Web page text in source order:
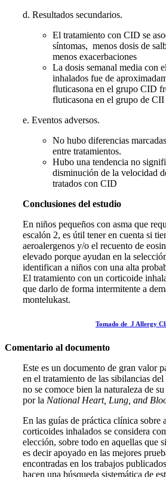
d. Resultados secundarios.
El tratamiento con CID se
síntomas, menos dosis de
menos exacerbaciones
La dosis semanal media con
inhalados fue de
fluticasona en el grupo CID
fluticasona en el grupo de CII
e. Eventos adversos.
No hubo diferencias
entre tratamientos.
Hubo una tendencia no
disminución de la velocidad
tratados con CID
Conclusiones del estudio
En niños pequeños con asma que
escalón 2, es útil tener en cuenta si
aeroalergenos y/o el recuento de
elevado porque ayudan en la
identifican a niños con una alta
El tratamiento con un corticoide
que darlo de forma intermitente a
montelukast.
Tomado de J Allergy
Comentario al documento
Este es un documento de gran valor
en el tratamiento de las sibilancias
no se comoce bien la naturaleza de
por la National Heart, Lung, and
En las guías de práctica clínica sobre
corticoides inhalados se considera
elección, sobre todo en aquellas que
es decir apoyado en las mejores
encontradas en los trabajos
hacen una búsqueda sistemática de